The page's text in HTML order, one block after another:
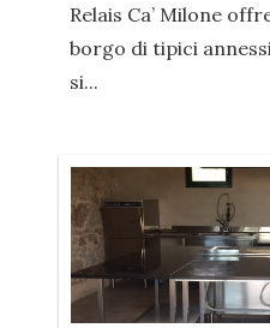
Relais Ca’ Milone
borgo di tipici
si...